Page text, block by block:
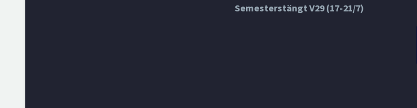
Semesterstängt V29 (17-21/7)